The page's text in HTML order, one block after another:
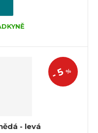
- levá
-
5%